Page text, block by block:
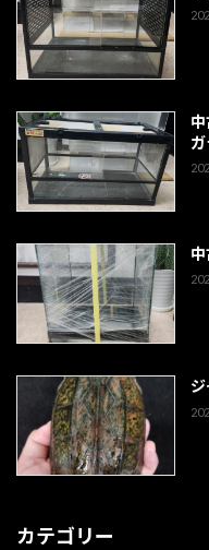
カテゴリー